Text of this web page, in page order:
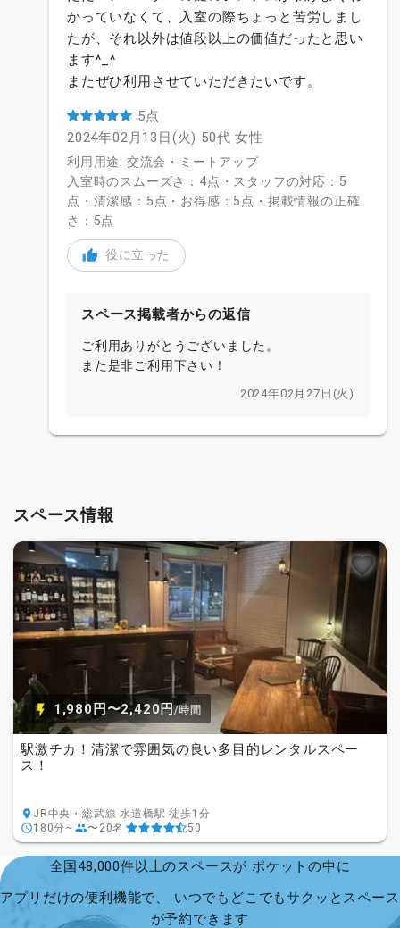
スペース情報
1,980円〜2,420円/時間
駅激チカ！清潔で雰囲気の良い多目的レンタルスペー
ス！
JR中央・総武線 水道橋駅 徒歩1分
180分~
〜20名 50
かっていなくて、入室の際ちょっと苦労しまし
たが、それ以外は値段以上の価値だったと思い
ます^_^
またぜひ利用させていただきたいです。
5点
2024年02月13日(火) 50代 女性
利用用途: 交流会・ミートアップ
入室時のスムーズさ：4点・スタッフの対応：5
点・清潔感：5点・お得感：5点・掲載情報の正確
さ：5点
役に立った
スペース掲載者からの返信
ご利用ありがとうございました。
また是非ご利用下さい！
2024年02月27日(火)
全国48,000件以上のスペースが ポケットの中に
アプリだけの便利機能で、 いつでもどこでもサクッとスペース
が予約できます